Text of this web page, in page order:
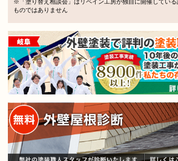
※「塗り替え相談会」はリペイン工房が独自に開催してい
ものではありません